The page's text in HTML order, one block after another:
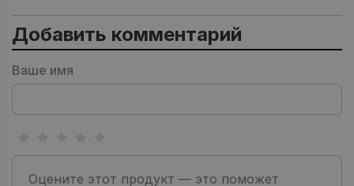
Добавить комментарий
Ваше имя